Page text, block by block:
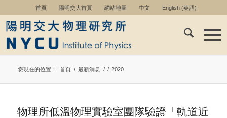
首頁 陽明交大首頁 網站地圖 中文 English(英語)
您現在的位置： 首頁 / 最新消息 / / 2020
物理所低溫物理實驗室團隊驗證「軌道近